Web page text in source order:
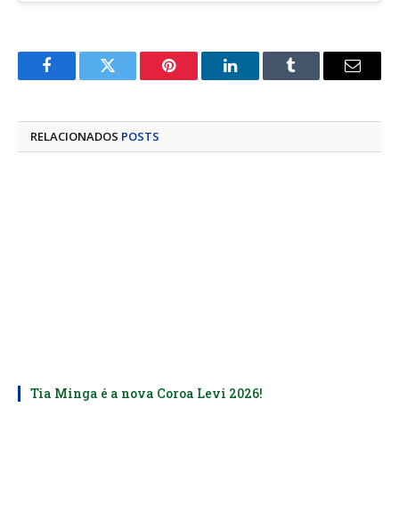
FacebookTwitter Pinterest LinkedInTumblr
E-
RELACIONADOS POSTS
Tia Minga é a nova Coroa Levi 2026!